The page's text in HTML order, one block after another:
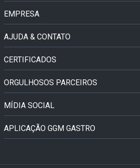
EMPRESA
AJUDA & CONTATO
CERTIFICADOS
ORGULHOSOS PARCEIROS
MÍDIA SOCIAL
APLICAÇÃO GGM GASTRO